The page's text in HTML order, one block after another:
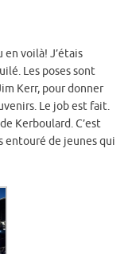
voilà! J’étais
Les poses sont
Kerr, pour donner
Le job est fait.
Kerboulard. C’est
entouré de jeunes qui